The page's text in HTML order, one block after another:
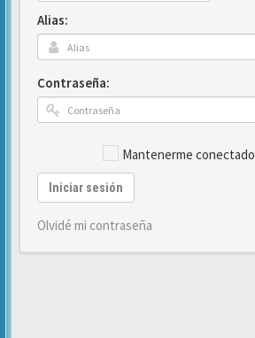
Alias:
Contraseña:
Mantenerme conectado
Iniciar sesión
Olvidé mi contraseña